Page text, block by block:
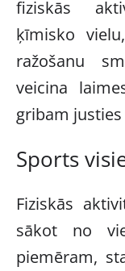
fiziskās
ķīmisko
ražošanu
veicina
gribam
Sports
Fiziskās
sākot no
piemēram,